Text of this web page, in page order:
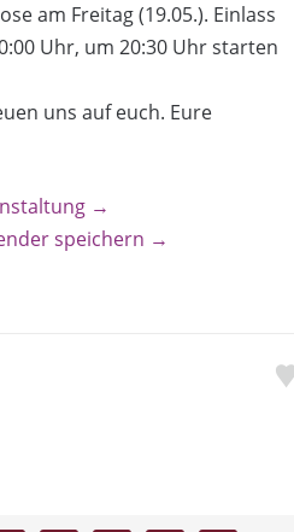
am Freitag (19.05.). Einlass
Uhr, um 20:30 Uhr starten
uns auf euch. Eure
→
speichern →